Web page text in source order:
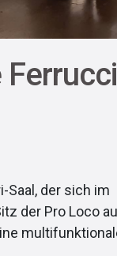
Saal, der sich im
der Pro Loco